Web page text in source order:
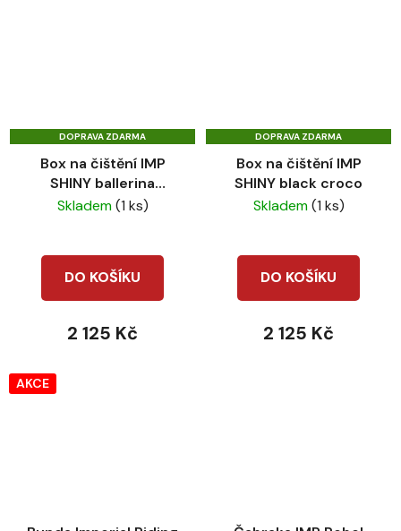
DOPRAVA ZDARMA
Box na čištění IMP
SHINY ballerina
metalic
Skladem(1 ks)
DO KOŠÍKU
2 125 Kč
DOPRAVA ZDARMA
Box na čištění IMP
SHINY black croco
Skladem(1 ks)
DO KOŠÍKU
2 125 Kč
AKCE